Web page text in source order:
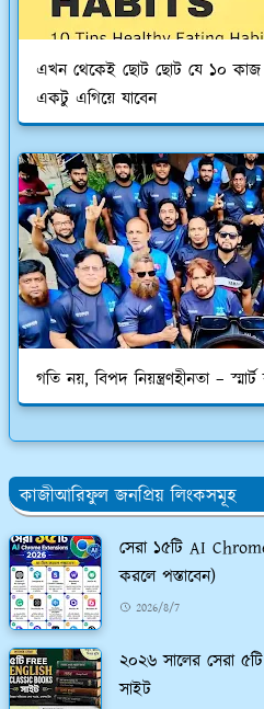
এখন থেকেই ছোট ছোট যে ১০
একটু এগিয়ে যাবেন
গতি নয়, বিপদ নিয়ন্ত্রণহীনতা –
কাজীআরিফুল জনপ্রিয় লিংকসমূহ
সেরা ১৫টি AI
করলে পস্তাবেন)
2026/8/7
২০২৬ সালের সেরা
সাইট